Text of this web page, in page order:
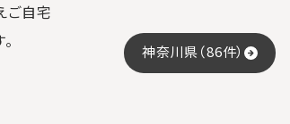
ご自宅
神奈川県（86件）